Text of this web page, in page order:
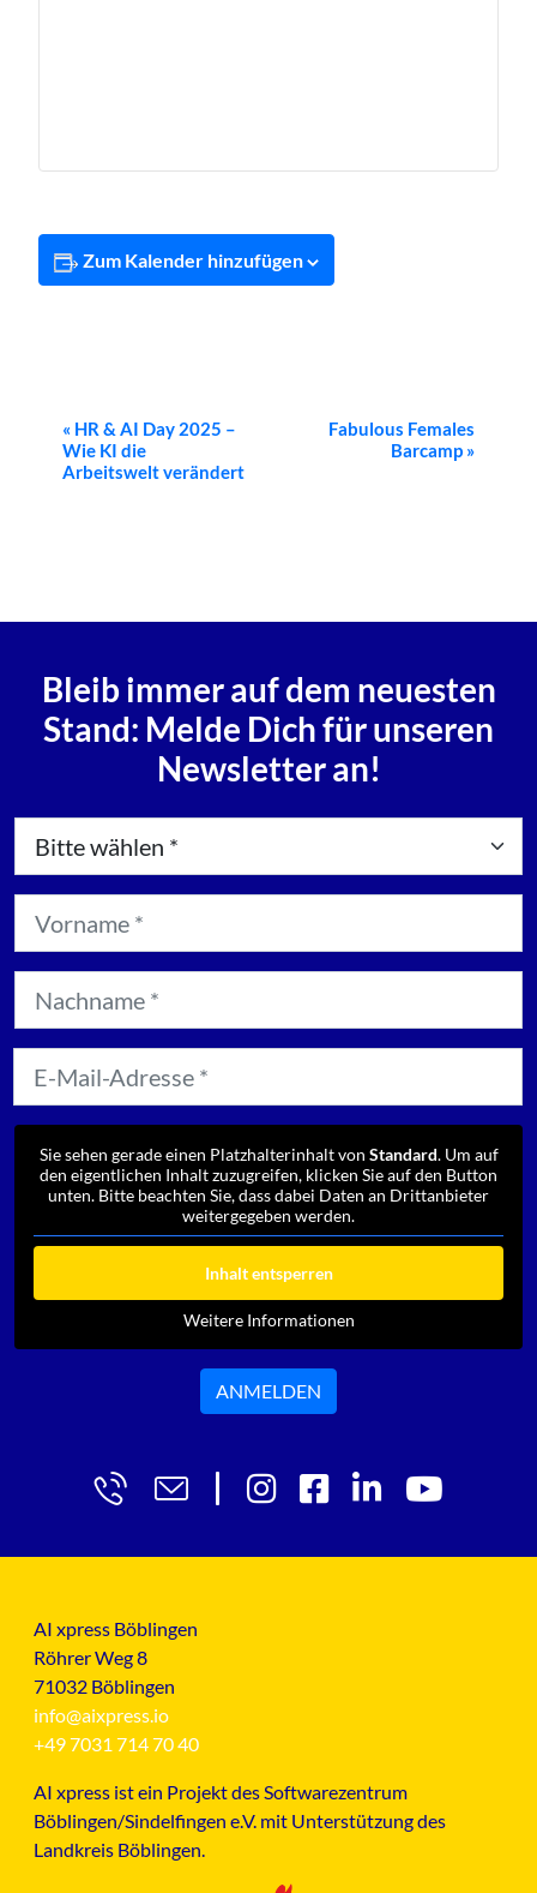
Zum Kalender hinzufügen
Veranstaltung-
Navigation
« HR & AI Day 2025 –
Wie KI die
Arbeitswelt verändert
Fabulous Females
Barcamp »
Bleib immer auf dem neuesten
Stand: Melde Dich für unseren
Newsletter an!
Sie sehen gerade einen Platzhalterinhalt von Standard. Um auf
den eigentlichen Inhalt zuzugreifen, klicken Sie auf den Button
unten. Bitte beachten Sie, dass dabei Daten an Drittanbieter
weitergegeben werden.
Inhalt entsperren
Weitere Informationen
ANMELDEN
AI xpress Böblingen
Röhrer Weg 8
71032 Böblingen
info@aixpress.io
+49 7031 714 70 40
AI xpress ist ein Projekt des Softwarezentrum
Böblingen/Sindelfingen e.V. mit Unterstützung des
Landkreis Böblingen.